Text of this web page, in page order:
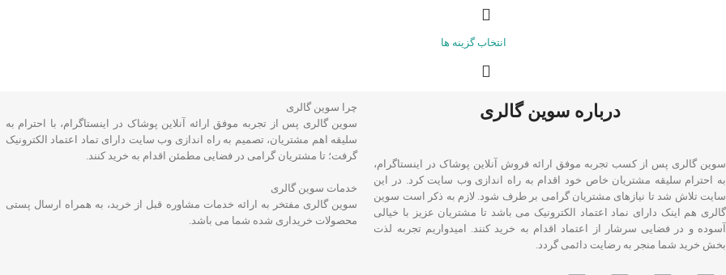
انتخاب گزینه ها
درباره سوین گالری
سوین گالری پس از کسب تجربه موفق ارائه فروش آنلاین پوشاک در اینستاگرام،
به احترام سلیقه مشتریان خاص خود اقدام به راه اندازی وب سایت کرد. در این
سایت تلاش شد تا نیازهای مشتریان گرامی بر طرف شود. لازم به ذکر است سوین
گالری هم اینک دارای نماد اعتماد الکترونیک می باشد تا مشتریان عزیز با خیالی
آسوده و در فضایی سرشار از اعتماد اقدام به خرید کنند. امیدواریم تجربه لذت
بخش خرید شما منجر به رضایت دائمی گردد.
چرا سوین گالری
سوین گالری پس از تجربه موفق ارائه آنلاین پوشاک در اینستاگرام، با احترام به
سلیقه اهم مشتریان، تصمیم به راه اندازی وب سایت دارای تماد اعتماد الکترونیک
گرفت؛ تا مشتریان گرامی در فضایی مطمئن اقدام به خرید کنند.
خدمات سوین گالری
سوین گالری مفتخر به ارائه خدمات مشاوره قبل از خرید، به همراه ارسال پستی
محصولات خریداری شده شما می باشد.